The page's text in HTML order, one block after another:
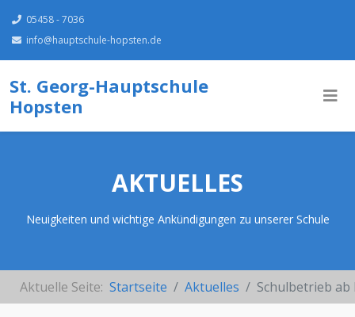
05458 - 7036
info@hauptschule-hopsten.de
St. Georg-Hauptschule
Hopsten
AKTUELLES
Neuigkeiten und wichtige Ankündigungen zu unserer Schule
Aktuelle Seite: Startseite Aktuelles Schulbetrieb ab